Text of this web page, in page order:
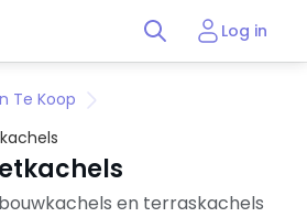
Log in
Te Koop
en terraskachels